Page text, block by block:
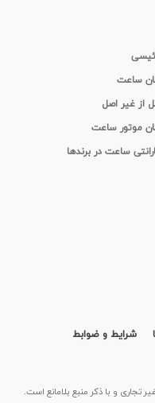
ساعت
غیر اصل
موتور ساعت
ساعت در برندها
شرایط و ضوابط
تجاری و با ذکر منبع بلامانع است.